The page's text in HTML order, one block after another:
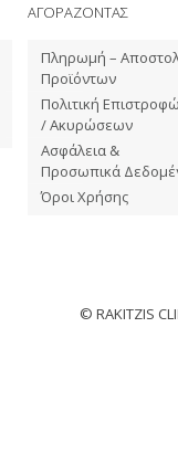
ΑΓΟΡΑΖΟΝΤΑΣ
Πληρωμή –
Προϊόντων
Πολιτική
/ Ακυρώσεων
Ασφάλεια &
Προσωπικά
Όροι Χρήσης
© RAKITZIS